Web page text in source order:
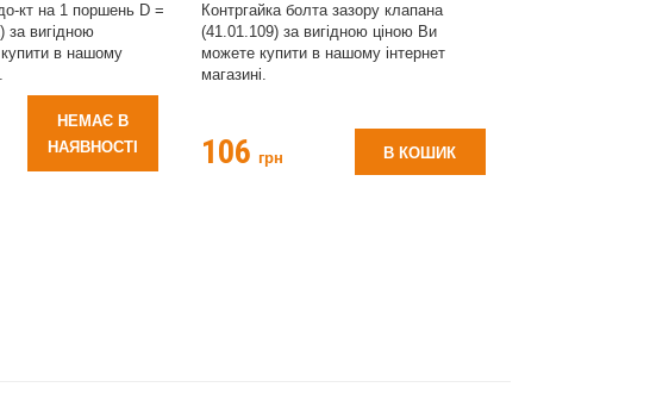
кт на 1 поршень D =
вигідною
в нашому
НЕМАЄ В
НАЯВНОСТІ
Контргайка болта зазору клапана
(41.01.109) за вигідною ціною Ви
можете купити в нашому інтернет
магазині.
106 грн В КОШИК